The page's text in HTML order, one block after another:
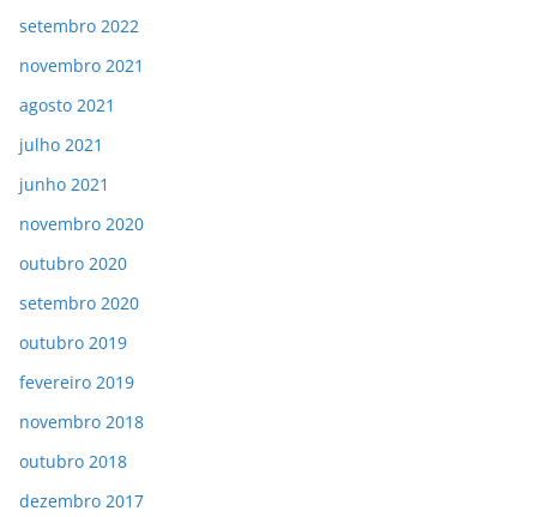
setembro 2022
novembro 2021
agosto 2021
julho 2021
junho 2021
novembro 2020
outubro 2020
setembro 2020
outubro 2019
fevereiro 2019
novembro 2018
outubro 2018
dezembro 2017